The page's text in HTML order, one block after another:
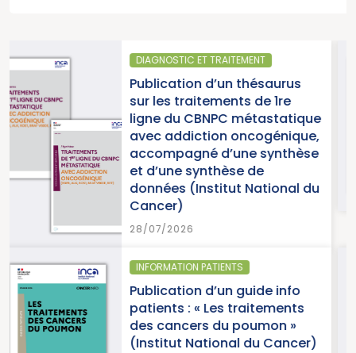
1re
synthèse
du
info
»
Cancer)
SANTÉ PUBLIQUE
Parution du rapport
2025 « Une année
pour la lutte contre
cancers » (Institut
du Cancer)
15/07/2026
SANTÉ PUBLIQUE -
Parution du
cancers en France,
2026 (Institut
Cancer)